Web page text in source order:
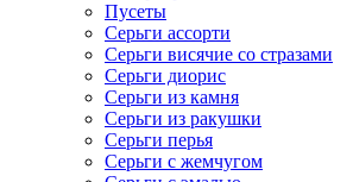
Пусеты
Серьги ассорти
Серьги висячие со стразами
Серьги диорис
Серьги из камня
Серьги из ракушки
Серьги перья
Серьги с жемчугом